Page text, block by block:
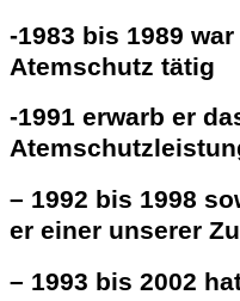
-1983 bis 1989
Atemschutz tätig
-1991 erwarb er
– 1992 bis 1998
er einer unserer
– 1993 bis 2002